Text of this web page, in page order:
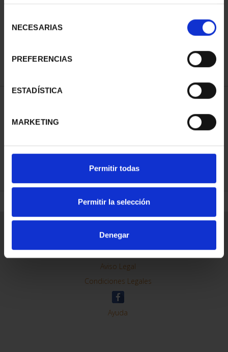
NECESARIAS
PREFERENCIAS
ESTADÍSTICA
MARKETING
Permitir todas
Permitir la selección
Denegar
73,00 €
REFINAR
Contacto
Preguntas Frequentes (FAQs)
Aviso Legal
Condiciones Legales
Ayuda